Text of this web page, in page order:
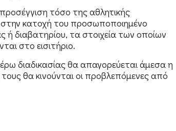
τόσο της αθλητικής
κατοχή του προσωποποιημένο
ή διαβατηρίου, τα στοιχεία των οποίων
στο εισιτήριο.
διαδικασίας θα απαγορεύεται άμεσα η
θα κινούνται οι προβλεπόμενες από